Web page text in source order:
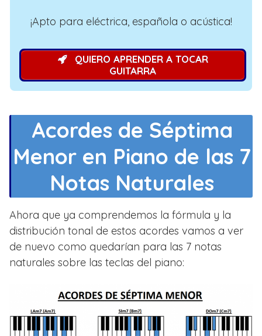
¡Apto para eléctrica, española o acústica!
QUIERO APRENDER A TOCAR
GUITARRA
Acordes de Séptima
Menor en Piano de las 7
Notas Naturales
Ahora que ya comprendemos la fórmula y la
distribución tonal de estos acordes vamos a ver
de nuevo como quedarían para las 7 notas
naturales sobre las teclas del piano: